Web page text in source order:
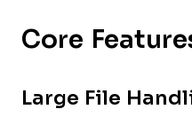
Core
Large File